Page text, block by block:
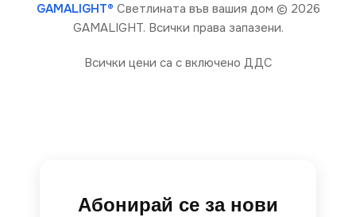
GAMALIGHT® Светлината във вашия дом © 2026
GAMALIGHT. Всички права запазени.
Всички цени са с включено ДДС
Абонирай се за нови